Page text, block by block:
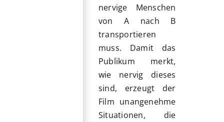
nervige Menschen
von A nach B
transportieren
muss. Damit das
Publikum merkt,
wie nervig dieses
sind, erzeugt der
Film unangenehme
Situationen, die